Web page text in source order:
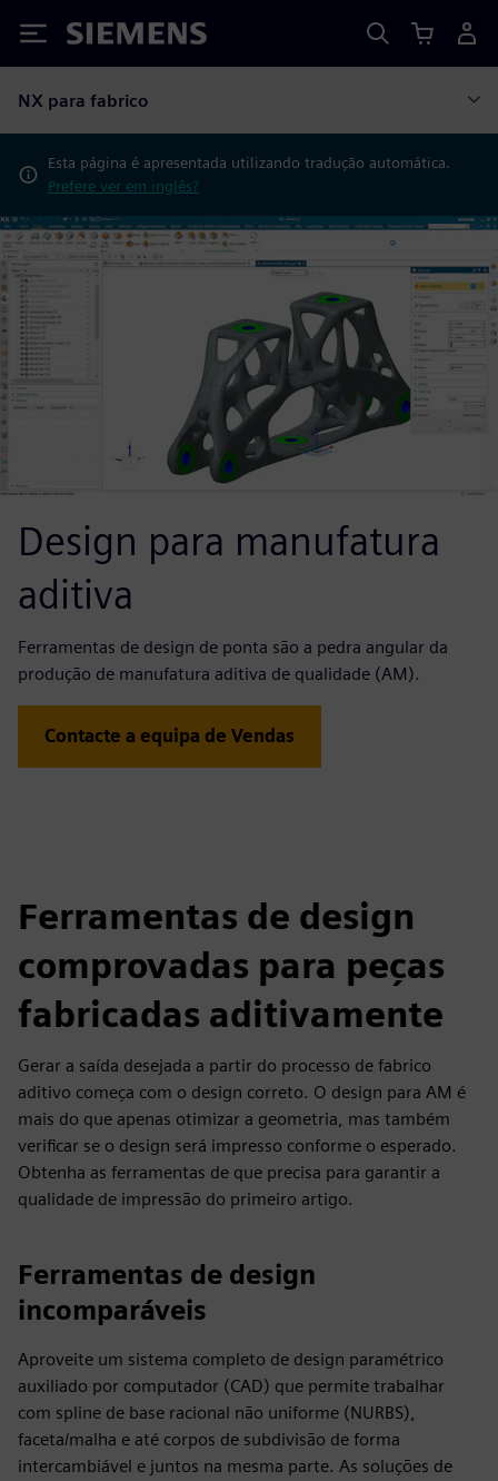
Siemens
NX para fabrico
Esta página é apresentada utilizando tradução automática.
Prefere ver em inglês?
Design para manufatura
aditiva
Ferramentas de design de ponta são a pedra angular da
produção de manufatura aditiva de qualidade (AM).
Contacte a equipa de Vendas
Ferramentas de design
comprovadas para peças
fabricadas aditivamente
Gerar a saída desejada a partir do processo de fabrico
aditivo começa com o design correto. O design para AM é
mais do que apenas otimizar a geometria, mas também
verificar se o design será impresso conforme o esperado.
Obtenha as ferramentas de que precisa para garantir a
qualidade de impressão do primeiro artigo.
Ferramentas de design
incomparáveis
Aproveite um sistema completo de design paramétrico
auxiliado por computador (CAD) que permite trabalhar
com spline de base racional não uniforme (NURBS),
faceta/malha e até corpos de subdivisão de forma
intercambiável e juntos na mesma parte. As soluções de